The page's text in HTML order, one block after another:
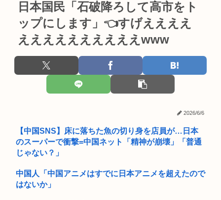
って産...
30代男性「同僚で自分だけ独身で惨めだった」パチ●コで負け
てトイ...
日本円、「日米協調介入」すら無効化してしまうwww
韓国サッカー協会、外国人審判員数十人に性的接待。羨ま死刑
www
最近マジで9時間寝てるわ
女子高生さん、顔面にクマ撃退スプレーを噴射されて救助要請
してしま...
左後輪がバースト…新東名でキャンピングカーが中央分離帯に
射殺されたオッサン、最近母を亡くして精神的ショックを受け
ていたと...
部屋作りゲーム、確率で出現するイカを見るとクラッシュする
不具合が...
日本国民「石破降ろして高市をト
ップにします」👈すげええええ
ええええええええええwww
2026/6/6
【中国SNS】床に落ちた魚の切り身を店員が…日本
のスーパーで衝撃=中国ネット「精神が崩壊」「普通
じゃない？」
中国人「中国アニメはすでに日本アニメを超えたので
はないか」